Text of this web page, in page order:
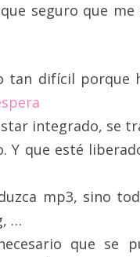
seguro que me
tan difícil porque
integrado, se
Y que esté
mp3, sino
…
que se